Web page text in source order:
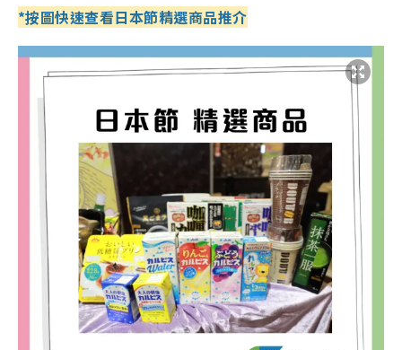
*按圖快速查看日本節精選商品推介